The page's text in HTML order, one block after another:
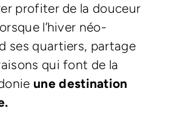
profiter de la douceur
l’hiver néo-
ses quartiers, partage
qui font de la
une destination